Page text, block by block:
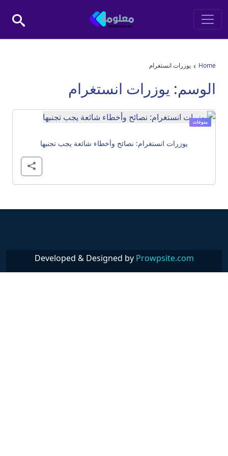
Main Navigation
Home
› يوزرات انستغرام
الوسم: يوزرات انستغرام
منوعات
يوزرات انستغرام: نصائح وأخطاء شائعة يجب تجنبها
Developed & Designed by Prowpsite.com